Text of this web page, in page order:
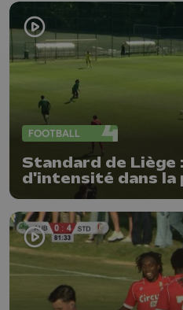
FOOTBALL
Standard de Liège
d'intensité dans la
préparation